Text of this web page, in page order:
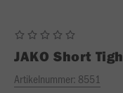
JAKO Short
Artikelnummer: 8551